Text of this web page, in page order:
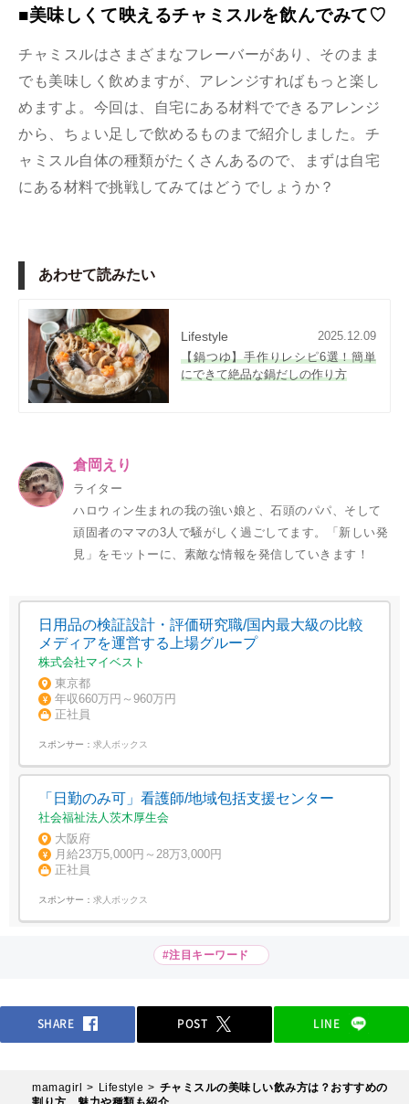
■美味しくて映えるチャミスルを飲んでみて♡
チャミスルはさまざまなフレーバーがあり、そのまま
でも美味しく飲めますが、アレンジすればもっと楽し
めますよ。今回は、自宅にある材料でできるアレンジ
から、ちょい足しで飲めるものまで紹介しました。チ
ャミスル自体の種類がたくさんあるので、まずは自宅
にある材料で挑戦してみてはどうでしょうか？
あわせて読みたい
Lifestyle
2025.12.09
【鍋つゆ】手作りレシピ6選！簡単
にできて絶品な鍋だしの作り方
倉岡えり
ライター
ハロウィン生まれの我の強い娘と、石頭のパパ、そして
頑固者のママの3人で騒がしく過ごしてます。「新しい発
見」をモットーに、素敵な情報を発信していきます！
日用品の検証設計・評価研究職/国内最大級の比較
メディアを運営する上場グループ
株式会社マイベスト
東京都
年収660万円～960万円
正社員
スポンサー： 求人ボックス
「日勤のみ可」看護師/地域包括支援センター
社会福祉法人茨木厚生会
大阪府
月給23万5,000円～28万3,000円
正社員
スポンサー： 求人ボックス
#注目キーワード
SHARE POST LINE
mamagirl Lifestyle
チャミスルの美味しい飲み方は？おすすめの